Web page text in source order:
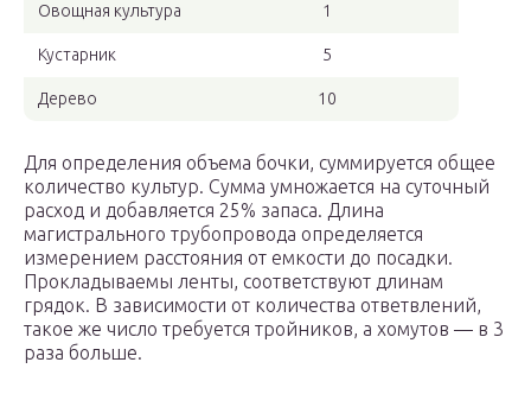
Овощная культура 1
Кустарник 5
Дерево 10
Для определения объема бочки, суммируется общее
количество культур. Сумма умножается на суточный
расход и добавляется 25% запаса. Длина
магистрального трубопровода определяется
измерением расстояния от емкости до посадки.
Прокладываемы ленты, соответствуют длинам
грядок. В зависимости от количества ответвлений,
такое же число требуется тройников, а хомутов — в 3
раза больше.